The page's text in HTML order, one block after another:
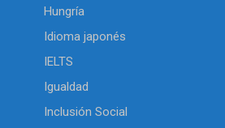
Hungría
Idioma japonés
IELTS
Igualdad
Inclusión Social